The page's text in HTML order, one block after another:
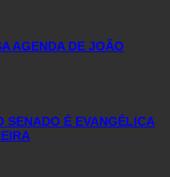
AGENDA DE JOÃO
SENADO É EVANGÉLICA